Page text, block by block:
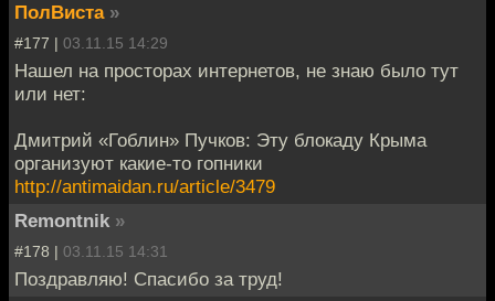
ПолВиста »
#177 | 03.11.15 14:29
Нашел на просторах интернетов, не знаю было тут
или нет:
Дмитрий «Гоблин» Пучков: Эту блокаду Крыма
организуют какие-то гопники
http://antimaidan.ru/article/3479
Remontnik »
#178 | 03.11.15 14:31
Поздравляю! Спасибо за труд!